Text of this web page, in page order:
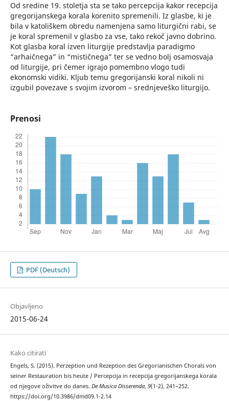
Od sredine 19. stoletja sta se tako percepcija kakor recepcija
gregorijanskega korala korenito spremenili. Iz glasbe, ki je
bila v katoliškem obredu namenjena samo liturgični rabi, se
je koral spremenil v glasbo za vse, tako rekoč javno dobrino.
Kot glasba koral izven liturgije predstavlja paradigmo
“arhaičnega” in “mističnega” ter se vedno bolj osamosvaja
od liturgije, pri čemer igrajo pomembno vlogo tudi
ekonomski vidiki. Kljub temu gregorijanski koral nikoli ni
izgubil povezave s svojim izvorom – srednjeveško liturgijo.
Prenosi
PDF (Deutsch)
Objavljeno
2015-06-24
Kako citirati
Engels, S. (2015). Perzeption und Rezeption des Gregorianischen Chorals von
seiner Restauration bis heute / Percepcija in recepcija gregorijanskega korala
od njegove oživitve do danes. De Musica Disserenda, 9(1-2), 241–252.
https://doi.org/10.3986/dmd09.1-2.14